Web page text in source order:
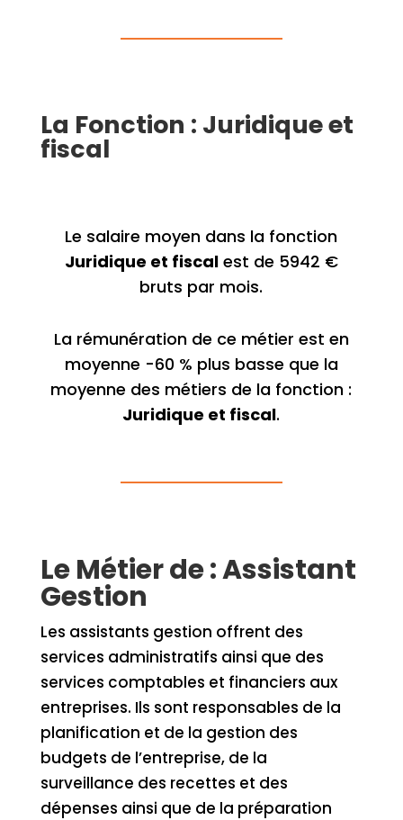
La Fonction : Juridique et
fiscal
Le salaire moyen dans la fonction
Juridique et fiscalest de 5942 €
bruts par mois.
La rémunération de ce métier est en
moyenne -60 % plus basse que la
moyenne des métiers de la fonction :
Juridique et fiscal.
Le Métier de : Assistant
Gestion
Les assistants gestion offrent des
services administratifs ainsi que des
services comptables et financiers aux
entreprises. Ils sont responsables de la
planification et de la gestion des
budgets de l’entreprise, de la
surveillance des recettes et des
dépenses ainsi que de la préparation